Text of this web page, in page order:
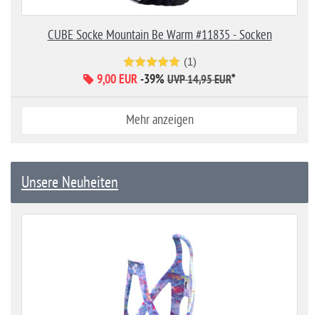
CUBE Socke Mountain Be Warm #11835 - Socken
(1)
9,00 EUR-39% UVP 14,95 EUR*
Mehr anzeigen
Unsere Neuheiten